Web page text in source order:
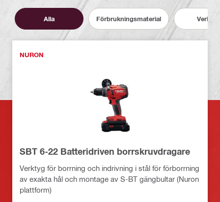
Alla Förbrukningsmaterial Verktyg
NURON
SBT 6-22 Batteridriven borrskruvdragare
Verktyg för borrning och indrivning i stål för förborrning
av exakta hål och montage av S-BT gängbultar (Nuron
plattform)